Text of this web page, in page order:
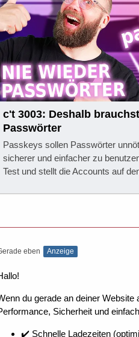
c't 3003: Deshalb
Passwörter
Passkeys sollen Passwörter
sicherer und einfacher zu
Test und stellt die Accounts auf
eben Anzeige
du gerade an deiner
Sicherheit und
✔️ Schnelle Ladezeiten